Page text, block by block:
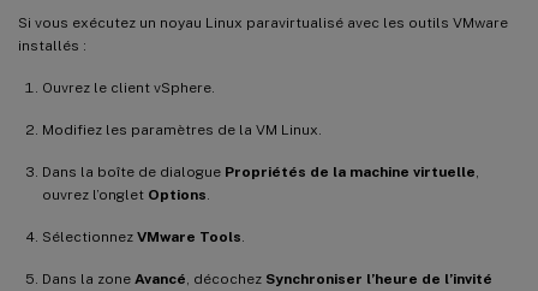
Si vous exécutez un noyau Linux paravirtualisé avec les outils VMware
installés :
Ouvrez le client vSphere.
Modifiez les paramètres de la VM Linux.
Dans la boîte de dialogue Propriétés de la machine virtuelle
ouvrez l’onglet Options
Sélectionnez VMware Tools
Dans la zone Avancé , décochez Synchroniser l’heure de l’invité